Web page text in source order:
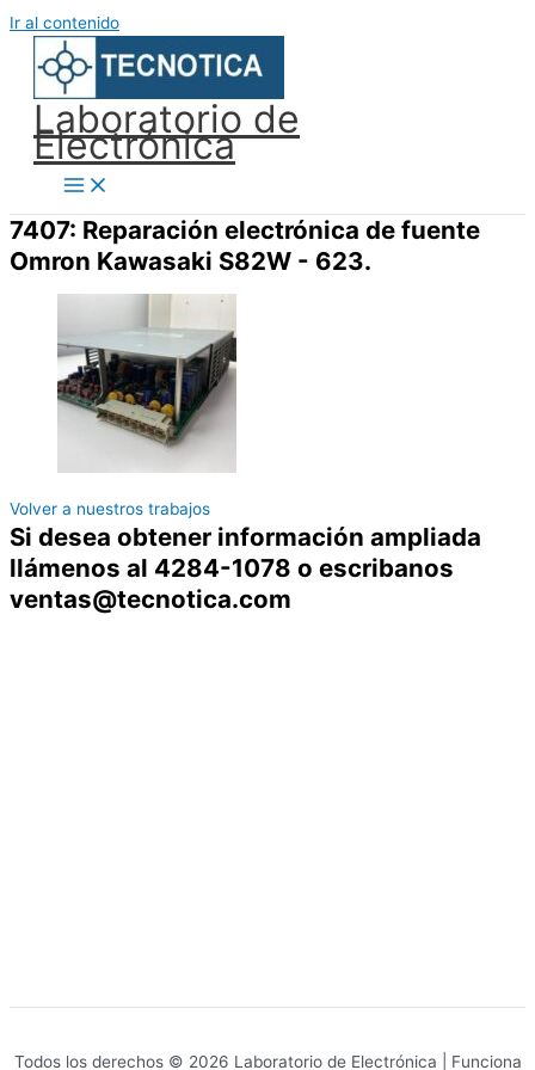
Ir al contenido
Laboratorio de
Electrónica
7407: Reparación electrónica de fuente
Omron Kawasaki S82W - 623.
Volver a nuestros trabajos
Si desea obtener información ampliada
llámenos al 4284-1078 o escribanos
ventas@tecnotica.com
Todos los derechos © 2026 Laboratorio de Electrónica | Funciona